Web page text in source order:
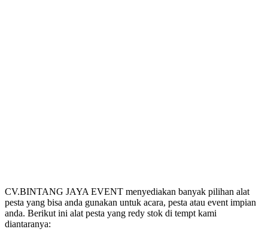
CV.BINTANG JAYA EVENT menyediakan banyak pilihan alat
pesta yang bisa anda gunakan untuk acara, pesta atau event impian
anda. Berikut ini alat pesta yang redy stok di tempt kami
diantaranya: